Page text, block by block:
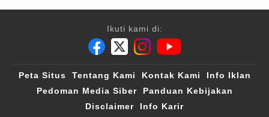
Ikuti kami di:
Peta Situs Tentang Kami Kontak Kami
Info Iklan
Pedoman Media Siber
Panduan Kebijakan
Disclaimer
Info Karir